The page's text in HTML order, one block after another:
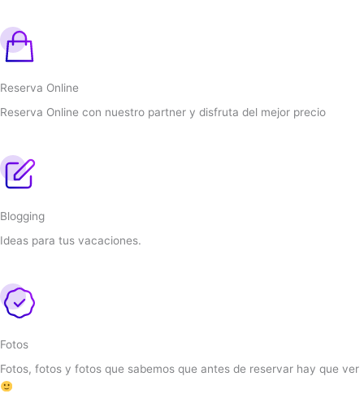
Reserva Online
Reserva Online con nuestro partner y disfruta del mejor precio
Blogging
Ideas para tus vacaciones.
Fotos
Fotos, fotos y fotos que sabemos que antes de reservar hay que ver